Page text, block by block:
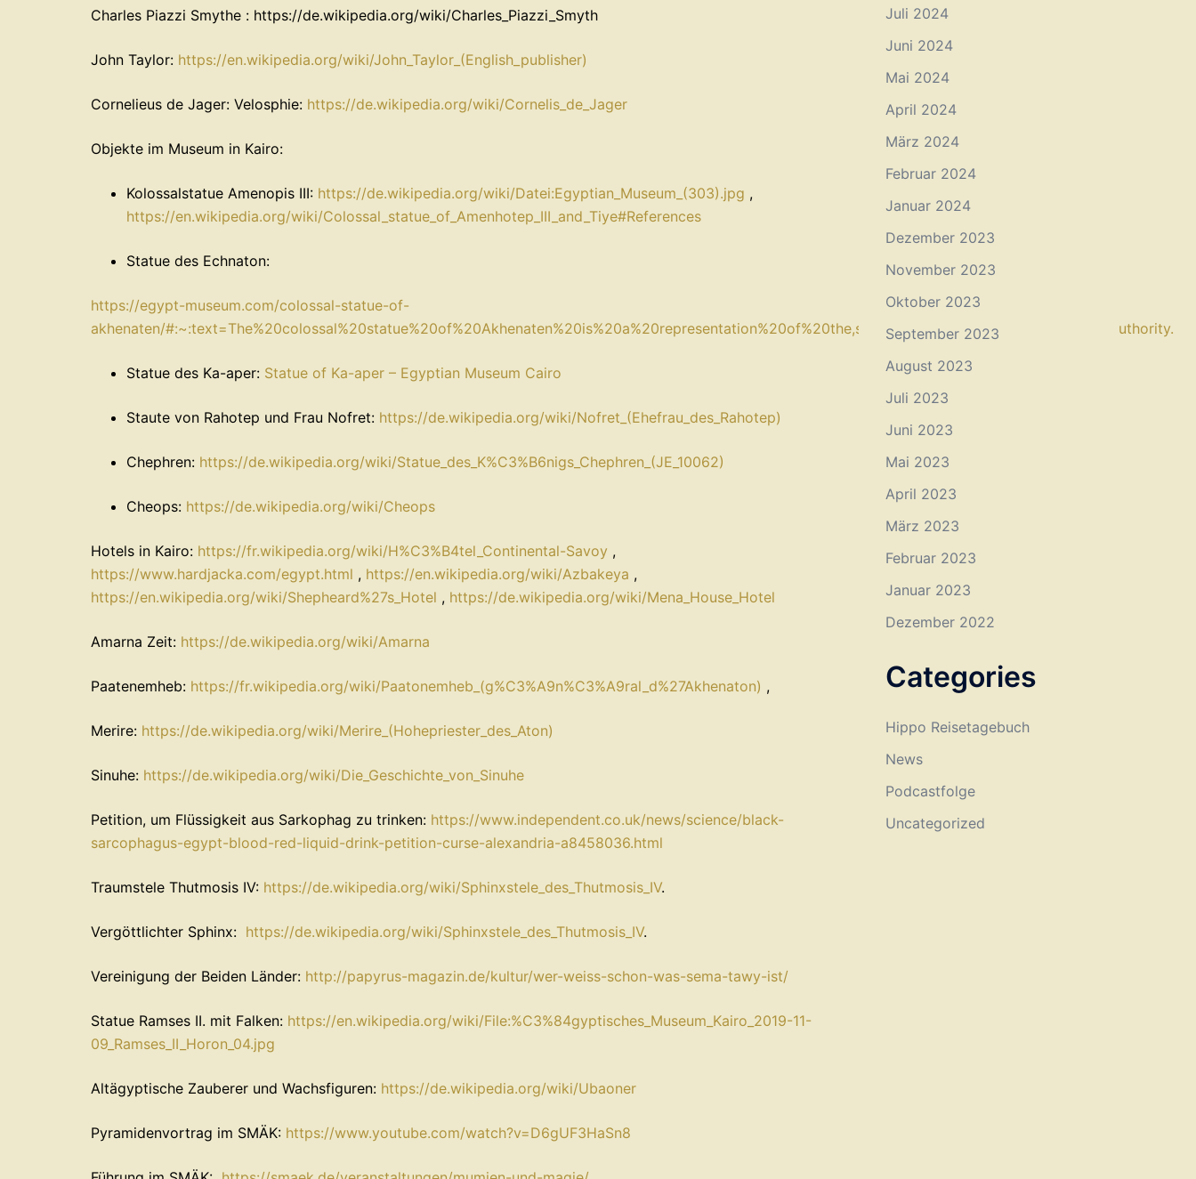
Charles Piazzi Smythe : https://de.wikipedia.org/wiki/Charles_Piazzi_Smyth
John Taylor: https://en.wikipedia.org/wiki/John_Taylor_(English_publisher)
Cornelieus de Jager: Velosphie: https://de.wikipedia.org/wiki/Cornelis_de_Jager
Objekte im Museum in Kairo:
Kolossalstatue Amenopis III: https://de.wikipedia.org/wiki/Datei:Egyptian_Museum_(303).jpg ,
https://en.wikipedia.org/wiki/Colossal_statue_of_Amenhotep_III_and_Tiye#References
Statue des Echnaton:
https://egypt-museum.com/colossal-statue-of-
akhenaten/#:~:text=The%20colossal%20statue%20of%20Akhenaten%20is%20a%20representation%20of%20the,symbols%20of%20power%20and%20authority.
Statue des Ka-aper: Statue of Ka-aper – Egyptian Museum Cairo
Staute von Rahotep und Frau Nofret: https://de.wikipedia.org/wiki/Nofret_(Ehefrau_des_Rahotep)
Chephren: https://de.wikipedia.org/wiki/Statue_des_K%C3%B6nigs_Chephren_(JE_10062)
Cheops: https://de.wikipedia.org/wiki/Cheops
Hotels in Kairo: https://fr.wikipedia.org/wiki/H%C3%B4tel_Continental-Savoy ,
https://www.hardjacka.com/egypt.html , https://en.wikipedia.org/wiki/Azbakeya ,
https://en.wikipedia.org/wiki/Shepheard%27s_Hotel , https://de.wikipedia.org/wiki/Mena_House_Hotel
Amarna Zeit: https://de.wikipedia.org/wiki/Amarna
Paatenemheb: https://fr.wikipedia.org/wiki/Paatonemheb_(g%C3%A9n%C3%A9ral_d%27Akhenaton) ,
Merire: https://de.wikipedia.org/wiki/Merire_(Hohepriester_des_Aton)
Sinuhe: https://de.wikipedia.org/wiki/Die_Geschichte_von_Sinuhe
Petition, um Flüssigkeit aus Sarkophag zu trinken: https://www.independent.co.uk/news/science/black-
sarcophagus-egypt-blood-red-liquid-drink-petition-curse-alexandria-a8458036.html
Traumstele Thutmosis IV: https://de.wikipedia.org/wiki/Sphinxstele_des_Thutmosis_IV.
Vergöttlichter Sphinx: https://de.wikipedia.org/wiki/Sphinxstele_des_Thutmosis_IV.
Vereinigung der Beiden Länder: http://papyrus-magazin.de/kultur/wer-weiss-schon-was-sema-tawy-ist/
Statue Ramses II. mit Falken: https://en.wikipedia.org/wiki/File:%C3%84gyptisches_Museum_Kairo_2019-11-
09_Ramses_II_Horon_04.jpg
Altägyptische Zauberer und Wachsfiguren: https://de.wikipedia.org/wiki/Ubaoner
Pyramidenvortrag im SMÄK: https://www.youtube.com/watch?v=D6gUF3HaSn8
Juli 2024
Juni 2024
Mai 2024
April 2024
März 2024
Februar 2024
Januar 2024
Dezember 2023
November 2023
Oktober 2023
September 2023
August 2023
Juli 2023
Juni 2023
Mai 2023
April 2023
März 2023
Februar 2023
Januar 2023
Dezember 2022
Categories
Hippo Reisetagebuch
News
Podcastfolge
Uncategorized